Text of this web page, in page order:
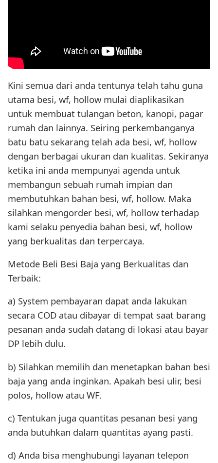
Kini semua dari anda tentunya telah tahu guna
utama besi, wf, hollow mulai diaplikasikan
untuk membuat tulangan beton, kanopi, pagar
rumah dan lainnya. Seiring perkembanganya
batu batu sekarang telah ada besi, wf, hollow
dengan berbagai ukuran dan kualitas. Sekiranya
ketika ini anda mempunyai agenda untuk
membangun sebuah rumah impian dan
membutuhkan bahan besi, wf, hollow. Maka
silahkan mengorder besi, wf, hollow terhadap
kami selaku penyedia bahan besi, wf, hollow
yang berkualitas dan terpercaya.
Metode Beli Besi Baja yang Berkualitas dan
Terbaik:
a) System pembayaran dapat anda lakukan
secara COD atau dibayar di tempat saat barang
pesanan anda sudah datang di lokasi atau bayar
DP lebih dulu.
b) Silahkan memilih dan menetapkan bahan besi
baja yang anda inginkan. Apakah besi ulir, besi
polos, hollow atau WF.
c) Tentukan juga quantitas pesanan besi yang
anda butuhkan dalam quantitas ayang pasti.
d) Anda bisa menghubungi layanan telepon